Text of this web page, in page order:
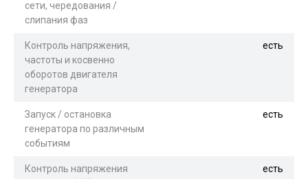
сети, чередования /
слипания фаз
Контроль напряжения,
частоты и косвенно
оборотов двигателя
генератора
есть
Запуск / остановка
генератора по различным
событиям
есть
Контроль напряжения
есть